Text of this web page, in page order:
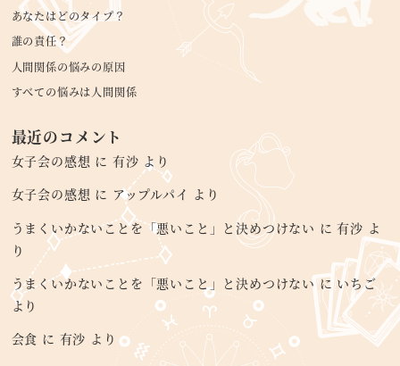
あなたはどのタイプ？
誰の責任？
人間関係の悩みの原因
すべての悩みは人間関係
最近のコメント
女子会の感想 に 有沙 より
女子会の感想 に アップルパイ より
うまくいかないことを「悪いこと」と決めつけない に有沙 よ
り
うまくいかないことを「悪いこと」と決めつけないに いちご
より
会食 に 有沙 より